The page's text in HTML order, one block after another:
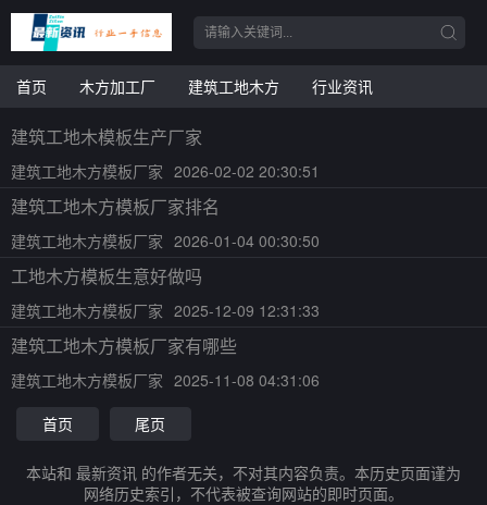
首页 木方加工厂 建筑工地木方 行业资讯
建筑工地木模板生产厂家
建筑工地木方模板厂家 2026-02-02 20:30:51
建筑工地木方模板厂家排名
建筑工地木方模板厂家 2026-01-04 00:30:50
工地木方模板生意好做吗
建筑工地木方模板厂家 2025-12-09 12:31:33
建筑工地木方模板厂家有哪些
建筑工地木方模板厂家 2025-11-08 04:31:06
首页
尾页
本站和 最新资讯 的作者无关，不对其内容负责。本历史页面谨为
网络历史索引，不代表被查询网站的即时页面。